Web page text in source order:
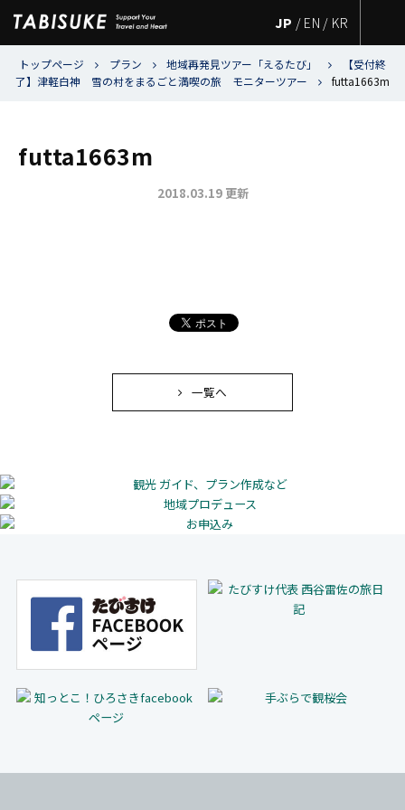
トップページ プラン 地域再発見ツアー「えるたび」
【受付終
了】津軽白神 雪の村をまるごと満喫の旅 モニターツアー
futta1663m
futta1663m
2018.03.19 更新
一覧へ
JP / EN / KR